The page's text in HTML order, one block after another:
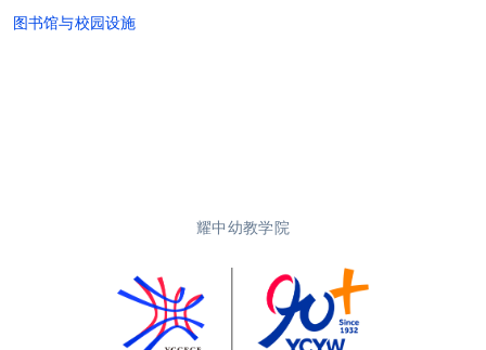
图书馆与校园设施
耀中幼教学院